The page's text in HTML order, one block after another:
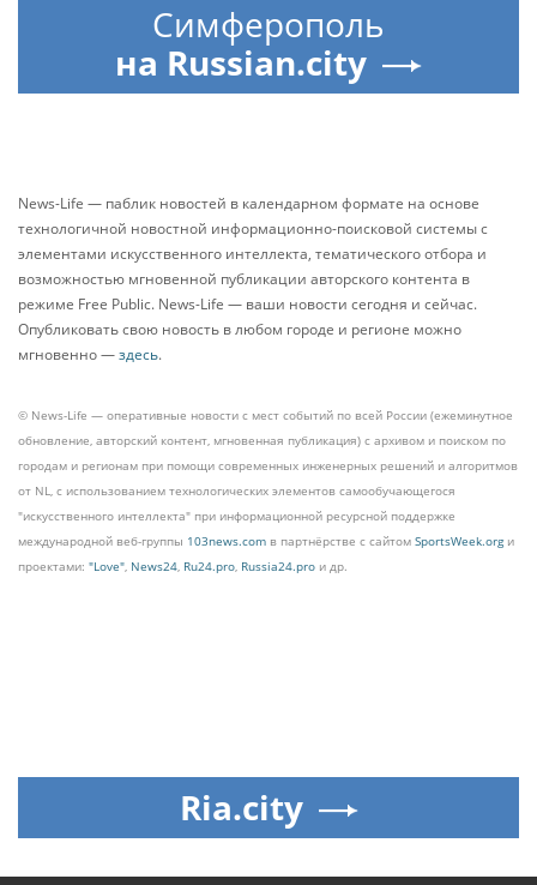
Симферополь
на Russian.city
News-Life — паблик новостей в календарном формате на основе
технологичной новостной информационно-поисковой системы с
элементами искусственного интеллекта, тематического отбора и
возможностью мгновенной публикации авторского контента в
режиме Free Public. News-Life — ваши новости сегодня и сейчас.
Опубликовать свою новость в любом городе и регионе можно
мгновенно —здесь.
© News-Life — оперативные новости с мест событий по всей России (ежеминутное
обновление, авторский контент, мгновенная публикация) с архивом и поиском по
городам и регионам при помощи современных инженерных решений и алгоритмов
от NL, с использованием технологических элементов самообучающегося
"искусственного интеллекта" при информационной ресурсной поддержке
международной веб-группы 103news.com в партнёрстве с сайтом SportsWeek.orgи
проектами: "Love", News24, Ru24.pro, Russia24.pro и др.
Ria.city